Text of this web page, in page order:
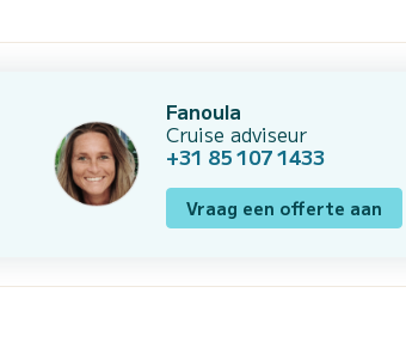
Fanoula
Cruise adviseur
+31 85 107 1433
Vraag een offerte aan